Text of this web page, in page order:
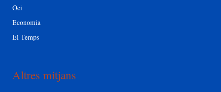
Oci
Economia
El Temps
Altres mitjans